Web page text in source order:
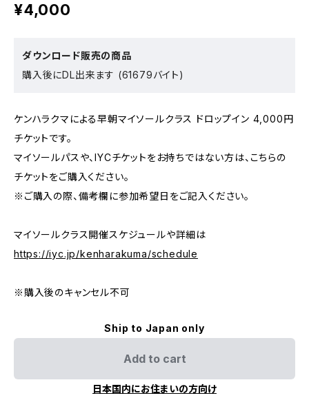
¥4,000
ダウンロード販売の商品
購入後にDL出来ます (61679バイト)
ケンハラクマによる早朝マイソールクラス ドロップイン 4,000円
チケットです。
マイソールパスや、IYCチケットをお持ちではない方は、こちらの
チケットをご購入ください。
※ご購入の際、備考欄に参加希望日をご記入ください。
マイソールクラス開催スケジュールや詳細は
https://iyc.jp/kenharakuma/schedule
※購入後のキャンセル不可
Ship to Japan only
Add to cart
日本国内にお住まいの方向け